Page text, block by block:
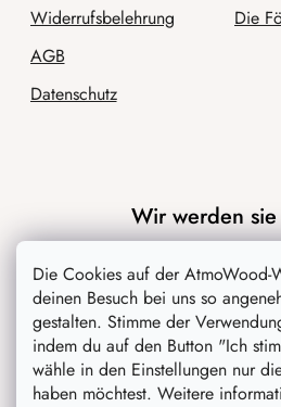
Die Cookies auf der AtmoWood-
deinen Besuch bei uns so
gestalten. Stimme der
indem du auf den Button "Ich
wähle in den Einstellungen nur
haben möchtest. Weitere
Widerrufsbelehrung
AGB
Datenschutz
Die
Wir werden
Blog
Inspiration